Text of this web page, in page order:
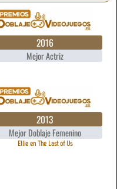
2016
Mejor Actriz
2013
Mejor Doblaje Femenino
Ellie en The Last of Us